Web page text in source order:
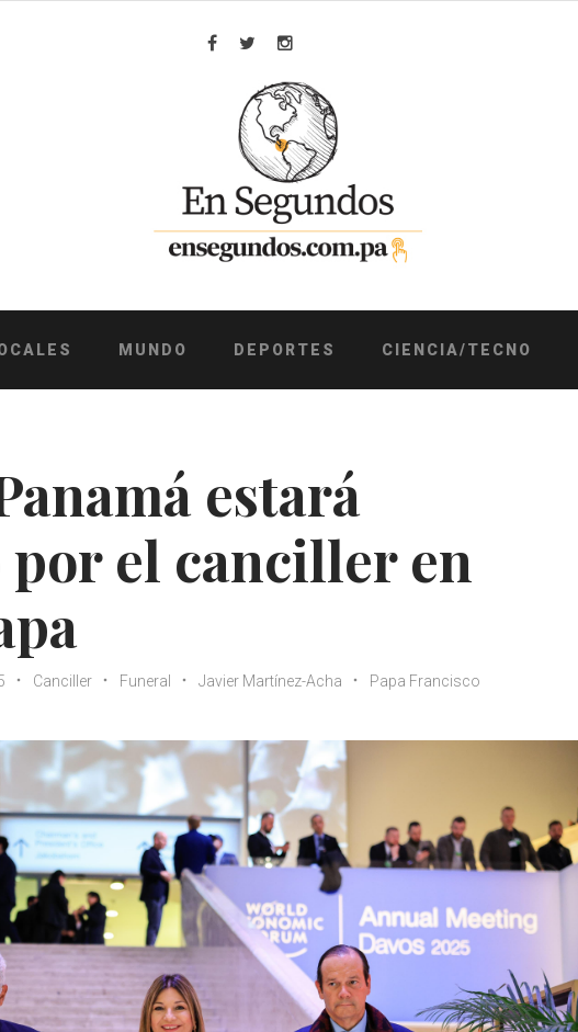
Facebook
TwitterInstagram
MUNDO DEPORTES CIENCIA/TECNO
estará
el canciller en
Canciller Funeral Javier Martínez-Acha
Papa Francisco